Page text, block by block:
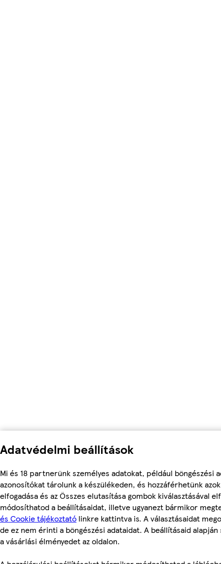
Adatvédelmi beállítások
Mi és 18 partnerünk személyes adatokat, például böngészési
azonosítókat tárolunk a készülékeden, és hozzáférhetünk
elfogadása és az Összes elutasítása gombok kiválasztásával
módosíthatod a beállításaidat, illetve ugyanezt bármikor
és Cookie tájékoztató linkre kattintva is. A választásaidat
de ez nem érinti a böngészési adataidat. A beállításaid
a vásárlási élményedet az oldalon.